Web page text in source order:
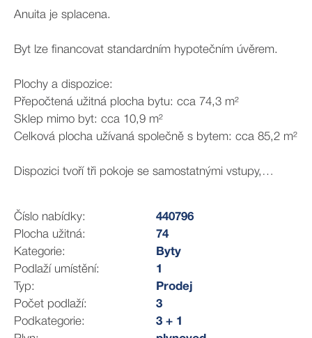
Anuita je splacena.
Byt lze financovat standardním hypotečním úvěrem.
Plochy a dispozice:
Přepočtená užitná plocha bytu: cca 74,3 m²
Sklep mimo byt: cca 10,9 m²
Celková plocha užívaná společně s bytem: cca 85,2 m²
Dispozici tvoří tři pokoje se samostatnými vstupy,
samostatná šatna.
Orientační výměry místností:
Pokoj 1 19,8 m²
Pokoj 2 14,0 m²
Pokoj 3 12,1 m²
Kuchyně 14,0 m²
Předsíň, koupelna, WC a šatna 16,4 m²
Číslo nabídky:
440796
Plocha užitná:
74
Kategorie:
Byty
Podlaží umístění:
1
Typ:
Prodej
Počet podlaží:
3
Podkategorie:
3 + 1